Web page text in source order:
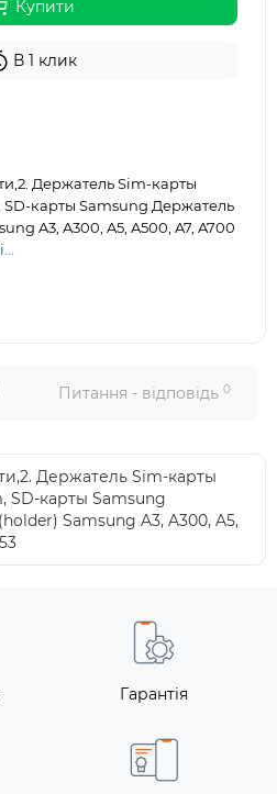
Купити
В 1 клик
Держатель Sim-карты
карты Samsung Держатель
A3, A300, A5, A500, A7, A700
Питання - відповідь 0
Держатель Sim-карты
SD-карты Samsung
Samsung A3, A300, A5,
Гарантія